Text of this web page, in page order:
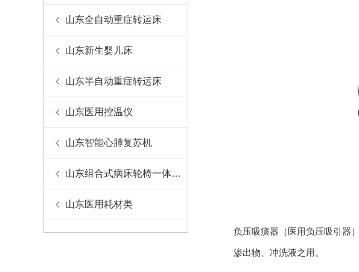
山东全自动重症转运床
山东新生婴儿床
山东半自动重症转运床
山东医用控温仪
山东智能心肺复苏机
山东组合式病床轮椅一体设备
山东医用耗材类
负压吸痰器（医用负压吸引器）
渗出物、冲洗液之用。